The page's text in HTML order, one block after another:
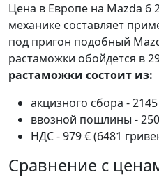
Цена в Европе на Mazda 6
механике составляет
под пригон подобный
растаможки обойдется в
растаможки состоит из:
акцизного сбора -
ввозной пошлины -
НДС - 979 € (6481
Сравнение с